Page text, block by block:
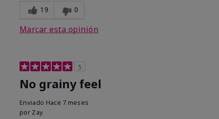
19 0
Marcar esta opinión
5
No grainy feel
Enviado Hace 7 meses
por Zay